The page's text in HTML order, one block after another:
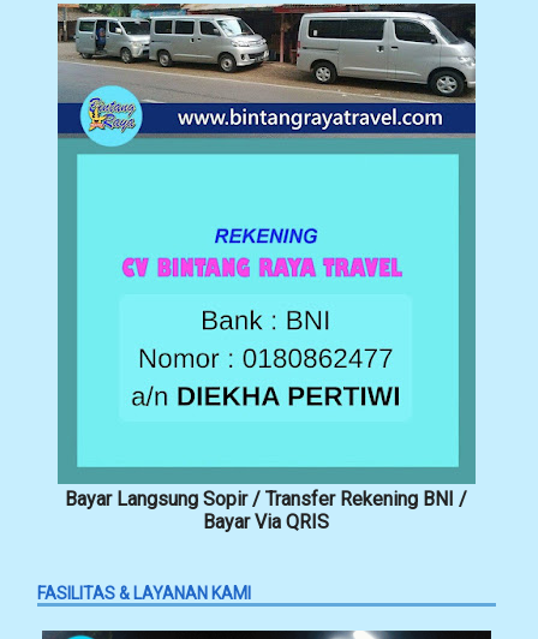
Bayar Langsung Sopir / Transfer Rekening BNI /
Bayar Via QRIS
FASILITAS & LAYANAN KAMI